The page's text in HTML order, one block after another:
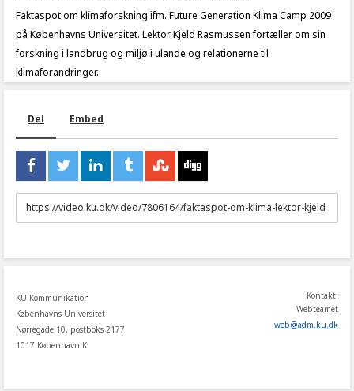
Faktaspot om klimaforskning ifm. Future Generation Klima Camp 2009
på Københavns Universitet. Lektor Kjeld Rasmussen fortæller om sin
forskning i landbrug og miljø i ulande og relationerne til
klimaforandringer.
Del Embed
URL
to
KU Kommunikation
Københavns Universitet
Nørregade 10, postboks 2177
1017 København K
Kontakt:
Webteamet
web@adm ku dk